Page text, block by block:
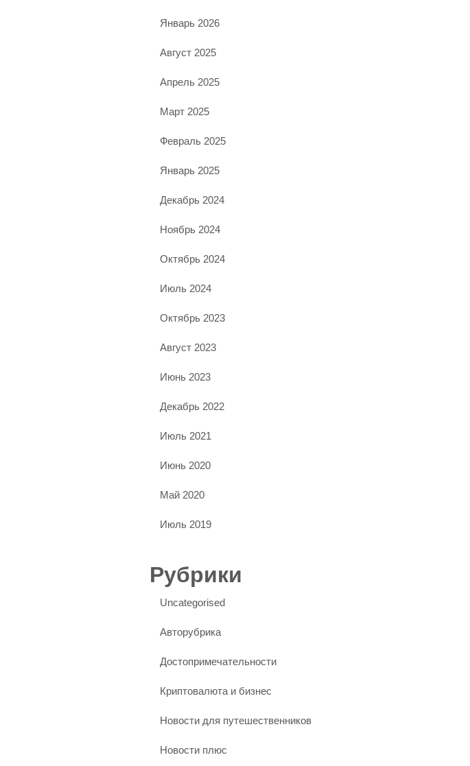
Январь 2026
Август 2025
Апрель 2025
Март 2025
Февраль 2025
Январь 2025
Декабрь 2024
Ноябрь 2024
Октябрь 2024
Июль 2024
Октябрь 2023
Август 2023
Июнь 2023
Декабрь 2022
Июль 2021
Июнь 2020
Май 2020
Июль 2019
Рубрики
Uncategorised
Авторубрика
Достопримечательности
Криптовалюта и бизнес
Новости для путешественников
Новости плюс